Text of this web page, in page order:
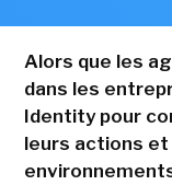
Alors que les
dans les
Identity pour
leurs actions